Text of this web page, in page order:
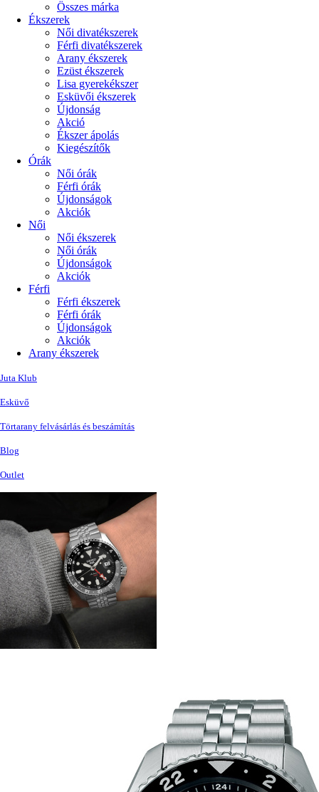
Összes márka
Ékszerek
Női divatékszerek
Férfi divatékszerek
Arany ékszerek
Ezüst ékszerek
Lisa gyerekékszer
Esküvői ékszerek
Újdonság
Akció
Ékszer ápolás
Kiegészítők
Órák
Női órák
Férfi órák
Újdonságok
Akciók
Női
Női ékszerek
Női órák
Újdonságok
Akciók
Férfi
Férfi ékszerek
Férfi órák
Újdonságok
Akciók
Arany ékszerek
Juta Klub
Esküvő
Törtarany felvásárlás és beszámítás
Blog
Outlet